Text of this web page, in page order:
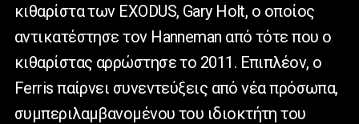
κιθαρίστα των EXODUS, Gary Holt, ο οποίος
αντικατέστησε τον Hanneman από τότε που ο
κιθαρίστας αρρώστησε το 2011. Επιπλέον, ο
Ferris παίρνει συνεντεύξεις από νέα πρόσωπα,
συμπεριλαμβανομένου του ιδιοκτήτη του